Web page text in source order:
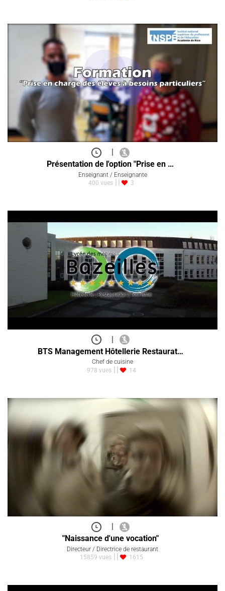
|
Présentation de l'option "Prise en …
Enseignant / Enseignante
400 vues
3
|
BTS Management Hôtellerie Restaurat…
Chef de cuisine
978 vues
14
|
"Naissance d'une vocation"
Directeur / Directrice de restaurant
15859 vues
1615